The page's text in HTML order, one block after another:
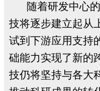
随着研发中心的
技将逐步建立起从
试到下游应用支持
础能力实现了新的
技仍将坚持与各大